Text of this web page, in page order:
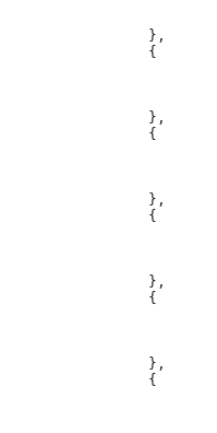
		},
		{
		},
		{
		},
		{
		},
		{
		},
		{